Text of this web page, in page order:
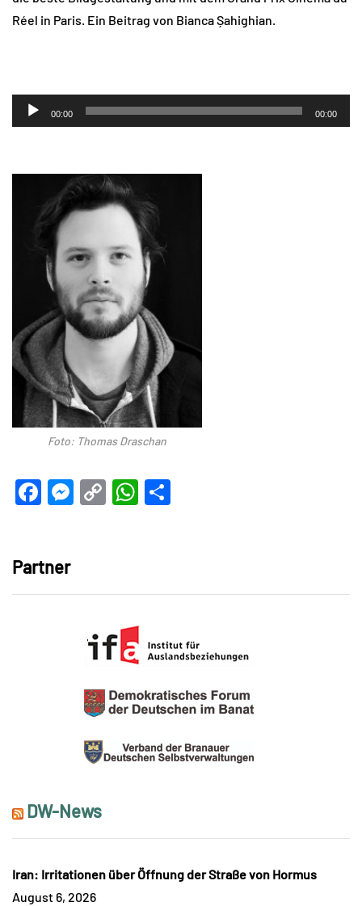
Réel in Paris. Ein Beitrag von Bianca Șahighian.
Audio-
Player
00:00 00:00
Foto: Thomas Draschan
Facebook
Messenger
CopyWhatsApp
Partner
DW-News
Iran: Irritationen über Öffnung der Straße von Hormus
August 6, 2026